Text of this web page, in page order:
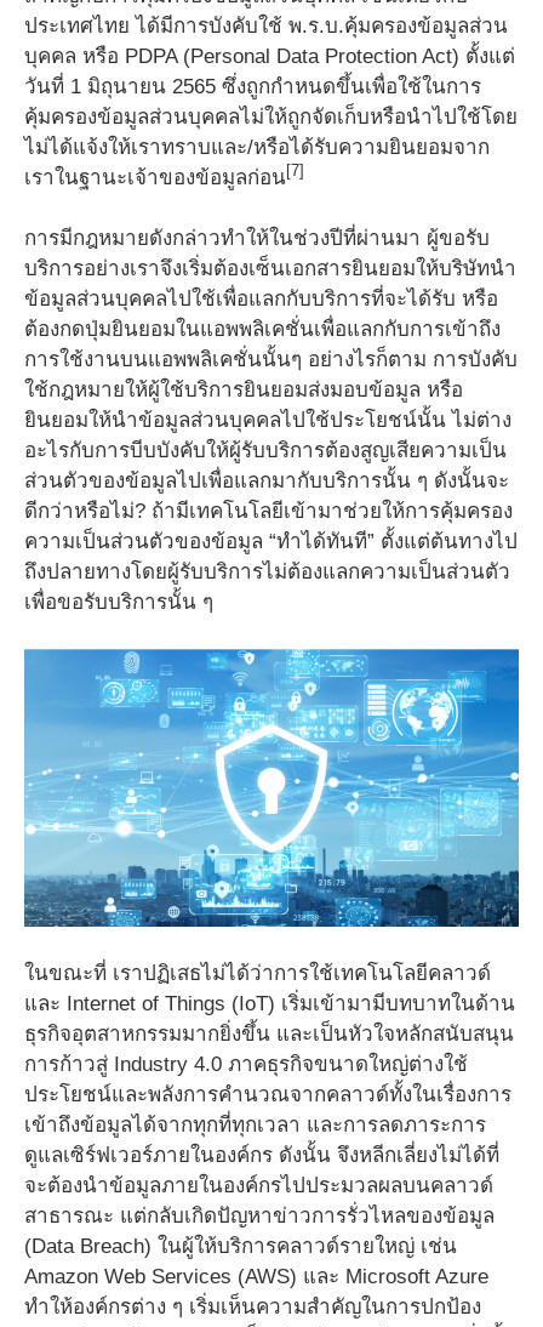
ประเทศไทย ได้มีการบังคับใช้ พ.ร.บ.คุ้มครองข้อมูลส่วน
บุคคล หรือ PDPA (Personal Data Protection Act) ตั้งแต่
วันที่ 1 มิถุนายน 2565 ซึ่งถูกกำหนดขึ้นเพื่อใช้ในการ
คุ้มครองข้อมูลส่วนบุคคลไม่ให้ถูกจัดเก็บหรือนำไปใช้โดย
ไม่ได้แจ้งให้เราทราบและ/หรือได้รับความยินยอมจาก
เราในฐานะเจ้าของข้อมูลก่อน[7]
การมีกฎหมายดังกล่าวทำให้ในช่วงปีที่ผ่านมา ผู้ขอรับ
บริการอย่างเราจึงเริ่มต้องเซ็นเอกสารยินยอมให้บริษัทนำ
ข้อมูลส่วนบุคคลไปใช้เพื่อแลกกับบริการที่จะได้รับ หรือ
ต้องกดปุ่มยินยอมในแอพพลิเคชั่นเพื่อแลกกับการเข้าถึง
การใช้งานบนแอพพลิเคชั่นนั้นๆ อย่างไรก็ตาม การบังคับ
ใช้กฎหมายให้ผู้ใช้บริการยินยอมส่งมอบข้อมูล หรือ
ยินยอมให้นำข้อมูลส่วนบุคคลไปใช้ประโยชน์นั้น ไม่ต่าง
อะไรกับการบีบบังคับให้ผู้รับบริการต้องสูญเสียความเป็น
ส่วนตัวของข้อมูลไปเพื่อแลกมากับบริการนั้น ๆ ดังนั้นจะ
ดีกว่าหรือไม่? ถ้ามีเทคโนโลยีเข้ามาช่วยให้การคุ้มครอง
ความเป็นส่วนตัวของข้อมูล “ทำได้ทันที” ตั้งแต่ต้นทางไป
ถึงปลายทางโดยผู้รับบริการไม่ต้องแลกความเป็นส่วนตัว
เพื่อขอรับบริการนั้น ๆ
ในขณะที่ เราปฏิเสธไม่ได้ว่าการใช้เทคโนโลยีคลาวด์
และ Internet of Things (IoT) เริ่มเข้ามามีบทบาทในด้าน
ธุรกิจอุตสาหกรรมมากยิ่งขึ้น และเป็นหัวใจหลักสนับสนุน
การก้าวสู่ Industry 4.0 ภาคธุรกิจขนาดใหญ่ต่างใช้
ประโยชน์และพลังการคำนวณจากคลาวด์ทั้งในเรื่องการ
เข้าถึงข้อมูลได้จากทุกที่ทุกเวลา และการลดภาระการ
ดูแลเซิร์ฟเวอร์ภายในองค์กร ดังนั้น จึงหลีกเลี่ยงไม่ได้ที่
จะต้องนำข้อมูลภายในองค์กรไปประมวลผลบนคลาวด์
สาธารณะ แต่กลับเกิดปัญหาข่าวการรั่วไหลของข้อมูล
(Data Breach) ในผู้ให้บริการคลาวด์รายใหญ่ เช่น
Amazon Web Services (AWS) และ Microsoft Azure
ทำให้องค์กรต่าง ๆ เริ่มเห็นความสำคัญในการปกป้อง